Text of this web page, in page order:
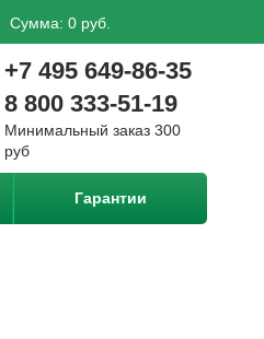
Сумма: 0 руб.
+7 495 649-86-35
8 800 333-51-19
Минимальный заказ 300
руб
Гарантии